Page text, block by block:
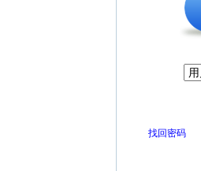
找回密码